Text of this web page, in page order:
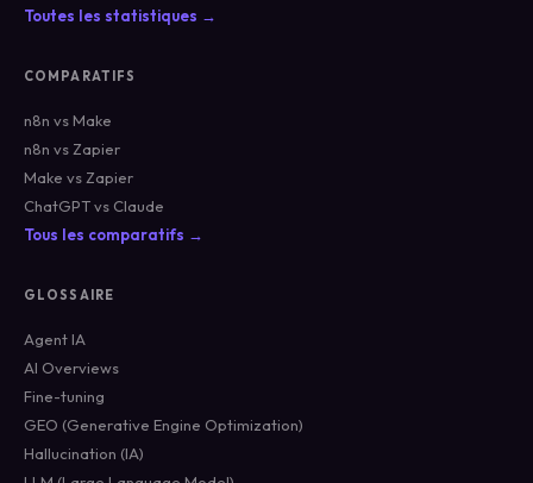
Toutes les statistiques →
COMPARATIFS
n8n vs Make
n8n vs Zapier
Make vs Zapier
ChatGPT vs Claude
Tous les comparatifs →
GLOSSAIRE
Agent IA
AI Overviews
Fine-tuning
GEO (Generative Engine Optimization)
Hallucination (IA)